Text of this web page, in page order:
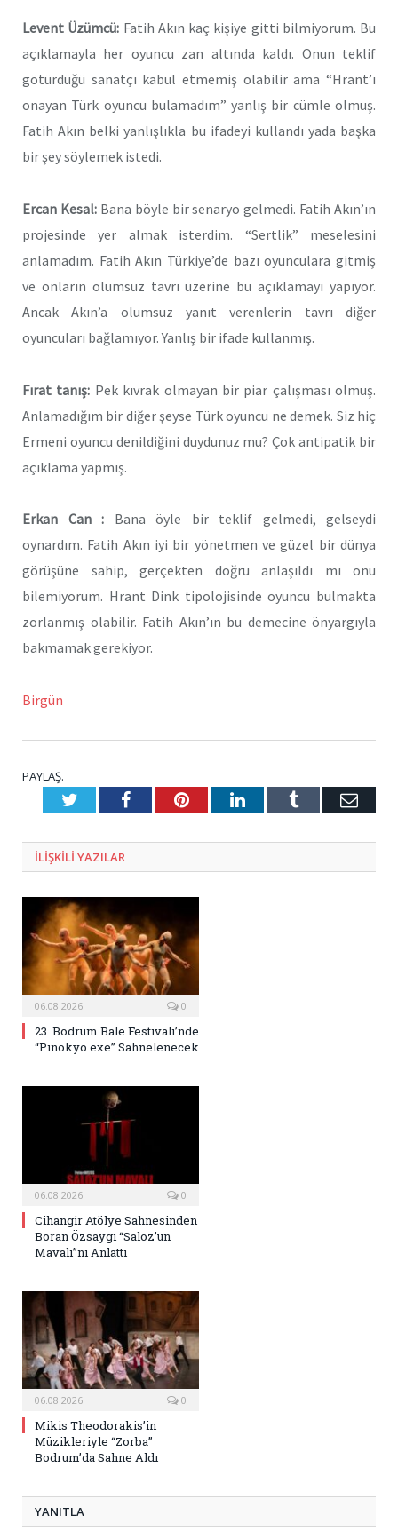
Levent Üzümcü: Fatih Akın kaç kişiye gitti bilmiyorum. Bu
açıklamayla her oyuncu zan altında kaldı. Onun teklif
götürdüğü sanatçı kabul etmemiş olabilir ama “Hrant’ı
onayan Türk oyuncu bulamadım” yanlış bir cümle olmuş.
Fatih Akın belki yanlışlıkla bu ifadeyi kullandı yada başka
bir şey söylemek istedi.
Ercan Kesal:Bana böyle bir senaryo gelmedi. Fatih Akın’ın
projesinde yer almak isterdim. “Sertlik” meselesini
anlamadım. Fatih Akın Türkiye’de bazı oyunculara gitmiş
ve onların olumsuz tavrı üzerine bu açıklamayı yapıyor.
Ancak Akın’a olumsuz yanıt verenlerin tavrı diğer
oyuncuları bağlamıyor. Yanlış bir ifade kullanmış.
Fırat tanış: Pek kıvrak olmayan bir piar çalışması olmuş.
Anlamadığım bir diğer şeyse Türk oyuncu ne demek. Siz hiç
Ermeni oyuncu denildiğini duydunuz mu? Çok antipatik bir
açıklama yapmış.
Erkan Can : Bana öyle bir teklif gelmedi, gelseydi
oynardım. Fatih Akın iyi bir yönetmen ve güzel bir dünya
görüşüne sahip, gerçekten doğru anlaşıldı mı onu
bilemiyorum. Hrant Dink tipolojisinde oyuncu bulmakta
zorlanmış olabilir. Fatih Akın’ın bu demecine önyargıyla
bakmamak gerekiyor.
Birgün
PAYLAŞ.
TwitterFacebookPinterestLinkedInTumblr E-
ILIŞKILI YAZILAR
06.08.2026 0
23. Bodrum Bale Festivali’nde
“Pinokyo.exe” Sahnelenecek
06.08.2026 0
Cihangir Atölye Sahnesinden
Boran Özsaygı “Saloz’un
Mavalı”nı Anlattı
06.08.2026 0
Mikis Theodorakis’in
Müzikleriyle “Zorba”
Bodrum’da Sahne Aldı
YANITLA